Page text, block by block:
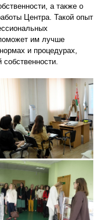
а также о
Центра. Такой опыт
им лучше
и процедурах,